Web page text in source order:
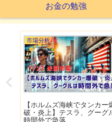
お金の勉強
市場分析
【ホルムズ海峡でタンカー
破・炎上】テスラ、グーグ
時間外で急落